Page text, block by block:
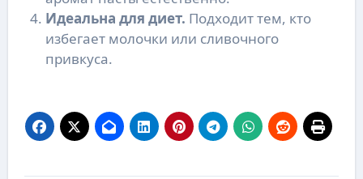
Идеальна для диет. Подходит тем, кто
избегает молочки или сливочного
привкуса.